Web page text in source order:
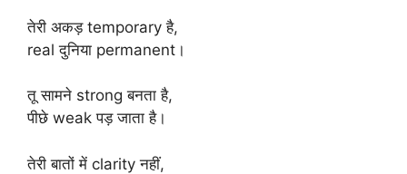
तेरी अकड़ temporary है,
real दुनिया permanent।
तू सामने strong बनता है,
पीछे weak पड़ जाता है।
तेरी बातों में clarity नहीं,